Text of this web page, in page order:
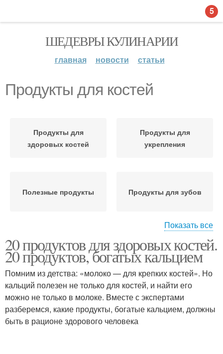
ШЕДЕВРЫ КУЛИНАРИИ
главная новости статьи
Продукты для костей
Продукты для
здоровых костей
Продукты для
укрепления
Полезные продукты Продукты для зубов
восстановления
Показать все
20 продуктов для здоровых костей.
20 продуктов, богатых кальцием
Помним из детства: «молоко — для крепких костей». Но
кальций полезен не только для костей, и найти его
можно не только в молоке. Вместе с экспертами
разберемся, какие продукты, богатые кальцием, должны
быть в рационе здорового человека
5